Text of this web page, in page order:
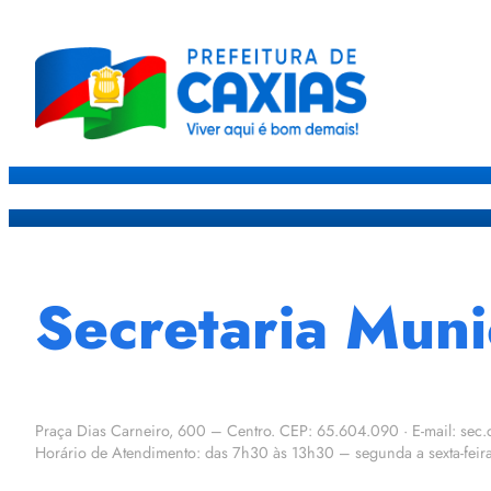
Secretaria
Praça Dias Carneiro, 600 – Centro. CEP: 65.604.090 · E-mail:
Horário de Atendimento: das 7h30 às 13h30 – segunda a sexta-feira